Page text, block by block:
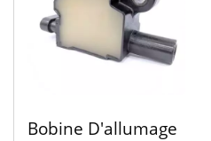
Bobine D'allumage